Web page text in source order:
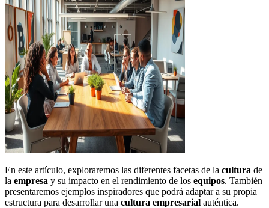
En este artículo, exploraremos las diferentes facetas de la cultura de
la empresa y su impacto en el rendimiento de los equipos. También
presentaremos ejemplos inspiradores que podrá adaptar a su propia
estructura para desarrollar una cultura empresarial auténtica.